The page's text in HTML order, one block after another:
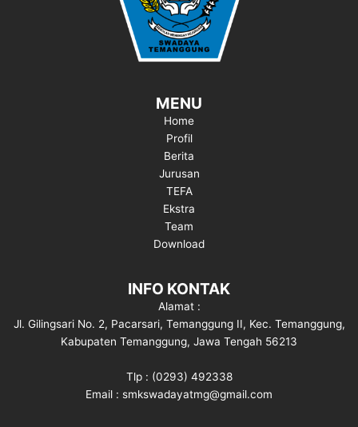
MENU
Home
Profil
Berita
Jurusan
TEFA
Ekstra
Team
Download
INFO KONTAK
Alamat :
Jl. Gilingsari No. 2, Pacarsari, Temanggung II, Kec. Temanggung,
Kabupaten Temanggung, Jawa Tengah 56213
Tlp : (0293) 492338
Email : smkswadayatmg@gmail.com